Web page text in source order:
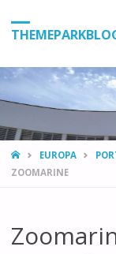
HOMEEUROPA
ZOOMARINE